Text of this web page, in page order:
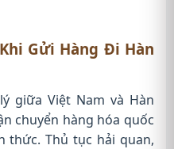
Gửi Hàng Đi Hàn
giữa Việt Nam và Hàn
chuyển hàng hóa quốc
thức. Thủ tục hải quan,